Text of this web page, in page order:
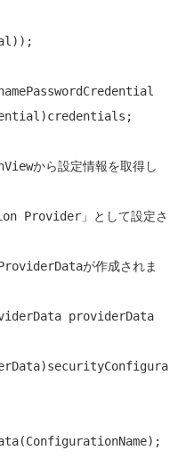
から設定情報を取得し
Provider」として設定さ
が作成されま